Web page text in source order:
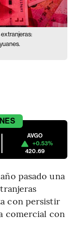
extranjeras:
AVGO
+0.53%
420.69
pasado una
con persistir
comercial con